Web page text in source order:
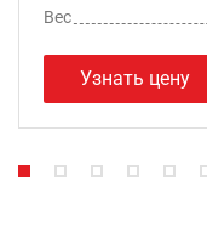
Вес
Узнать цену